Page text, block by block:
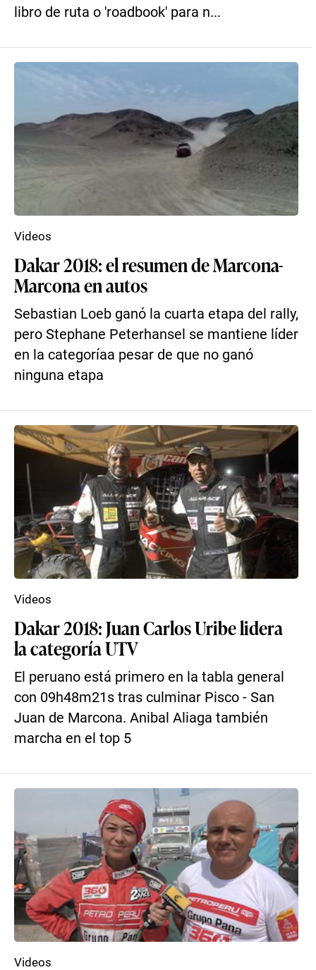
libro de ruta o 'roadbook' para n...
Dakar 2018: el resumen de Marcona-
Marcona en autos
Sebastian Loeb ganó la cuarta etapa del rally,
pero Stephane Peterhansel se mantiene líder
en la categoríaa pesar de que no ganó
ninguna etapa
Videos
Dakar 2018: Juan Carlos Uribe lidera
la categoría UTV
El peruano está primero en la tabla general
con 09h48m21s tras culminar Pisco - San
Juan de Marcona. Anibal Aliaga también
marcha en el top 5
Videos
Videos